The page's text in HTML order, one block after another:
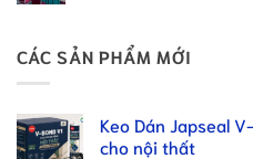
CÁC SẢN PHẨM MỚI
Keo Dán Japseal
cho nội thất